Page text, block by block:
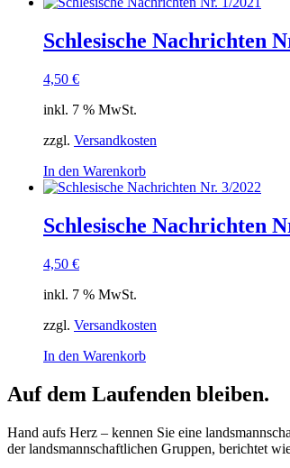
Schlesische Nachrichten
4,50 €
inkl. 7 % MwSt.
zzgl. Versandkosten
In den Warenkorb
Schlesische Nachrichten
4,50 €
inkl. 7 % MwSt.
zzgl. Versandkosten
In den Warenkorb
Auf dem Laufenden bleiben.
Hand aufs Herz – kennen Sie eine
der landsmannschaftlichen Gruppen, berichtet